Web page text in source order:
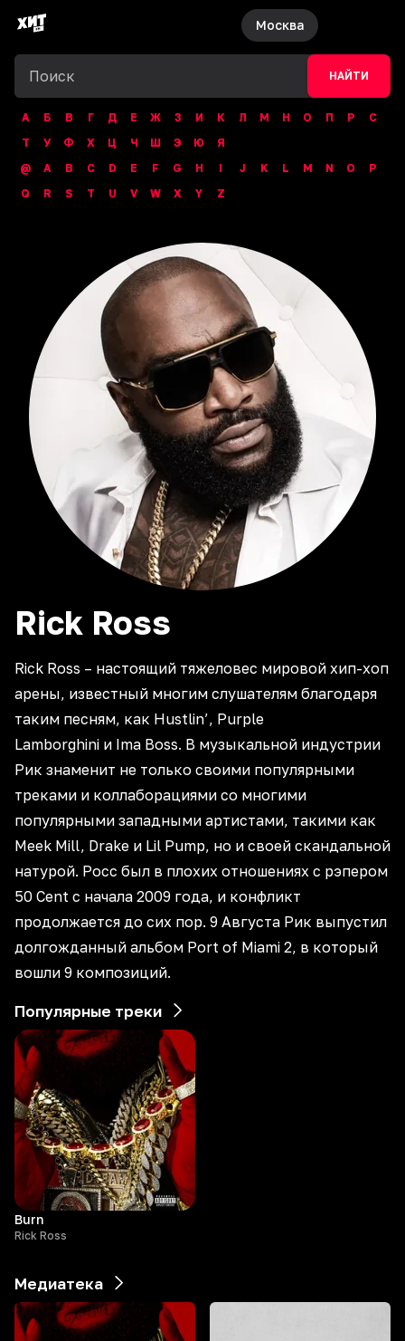
Москва
НАЙТИ
А Б В Г Д Е Ж З И К Л М Н О П Р
С
Т
У Ф Х Ц Ч Ш Э Ю
Я
@
A B C D E F G H I J K L M N O
P
Q
R S T U V W X Y Z
Rick Ross
Rick Ross – настоящий тяжеловес мировой хип-хоп
арены, известный многим слушателям благодаря
таким песням, как Hustlin’, Purple
Lamborghini и Ima Boss. В музыкальной индустрии
Рик знаменит не только своими популярными
треками и коллаборациями со многими
популярными западными артистами, такими как
Meek Mill, Drake и Lil Pump, но и своей скандальной
натурой. Росс был в плохих отношениях с рэпером
50 Cent с начала 2009 года, и конфликт
продолжается до сих пор. 9 Августа Рик выпустил
долгожданный альбом Port of Miami 2, в который
вошли 9 композиций.
Популярные треки
Burn
Rick Ross
Медиатека